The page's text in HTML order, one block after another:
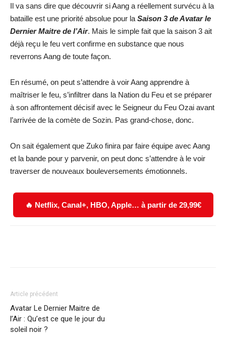
Il va sans dire que découvrir si Aang a réellement survécu à la
bataille est une priorité absolue pour la Saison 3 de Avatar le
Dernier Maitre de l’Air. Mais le simple fait que la saison 3 ait
déjà reçu le feu vert confirme en substance que nous
reverrons Aang de toute façon.
En résumé, on peut s’attendre à voir Aang apprendre à
maîtriser le feu, s’infiltrer dans la Nation du Feu et se préparer
à son affrontement décisif avec le Seigneur du Feu Ozai avant
l’arrivée de la comète de Sozin. Pas grand-chose, donc.
On sait également que Zuko finira par faire équipe avec Aang
et la bande pour y parvenir, on peut donc s’attendre à le voir
traverser de nouveaux bouleversements émotionnels.
🔥 Netflix, Canal+, HBO, Apple… à partir de 29,99€
Article précédent
Avatar Le Dernier Maitre de
l’Air : Qu’est ce que le jour du
soleil noir ?